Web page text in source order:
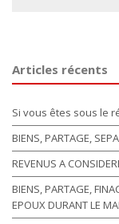
Articles récents
Si vous êtes sous le
BIENS, PARTAGE,
REVENUS A
BIENS, PARTAGE,
EPOUX DURANT LE